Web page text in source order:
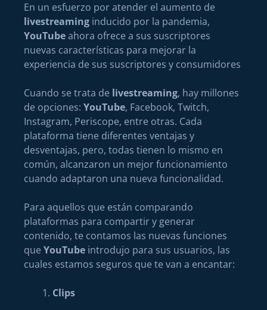
En un esfuerzo por atender el aumento de
livestreaming inducido por la pandemia,
YouTubeahora ofrece a sus suscriptores
nuevas características para mejorar la
experiencia de sus suscriptores y consumidores
Cuando se trata de livestreaming, hay millones
de opciones: YouTube, Facebook, Twitch,
Instagram, Periscope, entre otras. Cada
plataforma tiene diferentes ventajas y
desventajas, pero, todas tienen lo mismo en
común, alcanzaron un mejor funcionamiento
cuando adaptaron una nueva funcionalidad.
Para aquellos que están comparando
plataformas para compartir y generar
contenido, te contamos las nuevas funciones
que YouTube introdujo para sus usuarios, las
cuales estamos seguros que te van a encantar:
Clips